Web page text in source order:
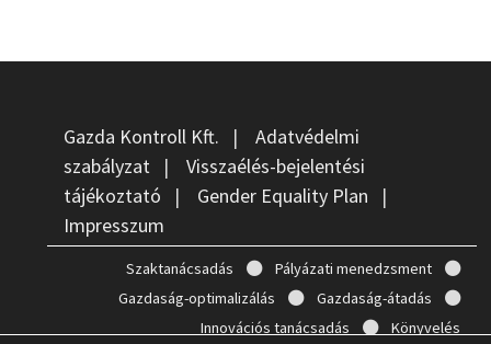
Gazda Kontroll Kft. | Adatvédelmi
szabályzat | Visszaélés-bejelentési
tájékoztató | Gender Equality Plan |
Impresszum
Szaktanácsadás
Pályázati menedzsment
Gazdaság-optimalizálás
Gazdaság-átadás
Innovációs tanácsadás
Könyvelés